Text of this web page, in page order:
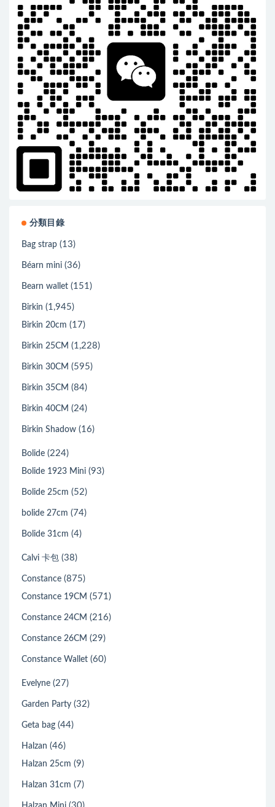
分類目錄
Bag strap (13)
Béarn mini (36)
Bearn wallet (151)
Birkin (1,945)
Birkin 20cm (17)
Birkin 25CM (1,228)
Birkin 30CM (595)
Birkin 35CM (84)
Birkin 40CM (24)
Birkin Shadow (16)
Bolide (224)
Bolide 1923 Mini (93)
Bolide 25cm (52)
bolide 27cm (74)
Bolide 31cm (4)
Calvi 卡包 (38)
Constance (875)
Constance 19CM (571)
Constance 24CM (216)
Constance 26CM (29)
Constance Wallet (60)
Evelyne (27)
Garden Party (32)
Geta bag (44)
Halzan (46)
Halzan 25cm (9)
Halzan 31cm (7)